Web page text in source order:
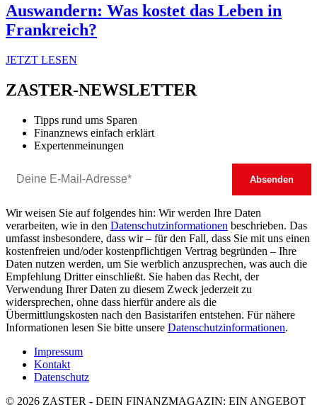
Auswandern: Was kostet das Leben in
Frankreich?
JETZT LESEN
ZASTER-NEWSLETTER
Tipps rund ums Sparen
Finanznews einfach erklärt
Expertenmeinungen
Wir weisen Sie auf folgendes hin: Wir werden Ihre Daten
verarbeiten, wie in den Datenschutzinformationen beschrieben. Das
umfasst insbesondere, dass wir – für den Fall, dass Sie mit uns einen
kostenfreien und/oder kostenpflichtigen Vertrag begründen – Ihre
Daten nutzen werden, um Sie werblich anzusprechen, was auch die
Empfehlung Dritter einschließt. Sie haben das Recht, der
Verwendung Ihrer Daten zu diesem Zweck jederzeit zu
widersprechen, ohne dass hierfür andere als die
Übermittlungskosten nach den Basistarifen entstehen. Für nähere
Informationen lesen Sie bitte unsere Datenschutzinformationen.
Impressum
Kontakt
Datenschutz
© 2026 ZASTER - DEIN FINANZMAGAZIN: EIN ANGEBOT